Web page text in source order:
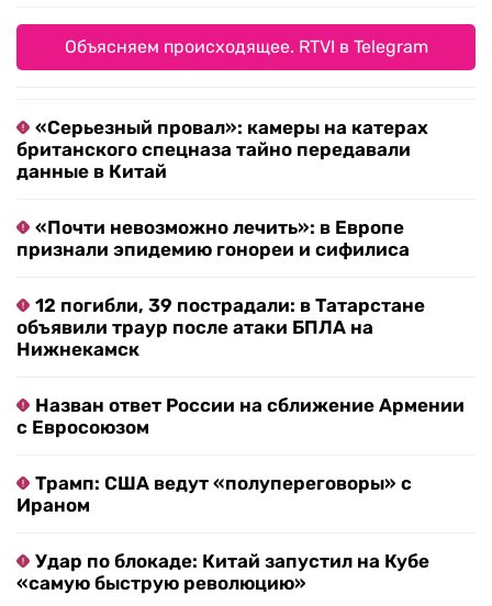
Объясняем происходящее. RTVI в Telegram
«Серьезный провал»: камеры на катерах
британского спецназа тайно передавали
данные в Китай
«Почти невозможно лечить»: в Европе
признали эпидемию гонореи и сифилиса
12 погибли, 39 пострадали: в Татарстане
объявили траур после атаки БПЛА на
Нижнекамск
Назван ответ России на сближение Армении
с Евросоюзом
Трамп: США ведут «полупереговоры» с
Ираном
Удар по блокаде: Китай запустил на Кубе
«самую быструю революцию»